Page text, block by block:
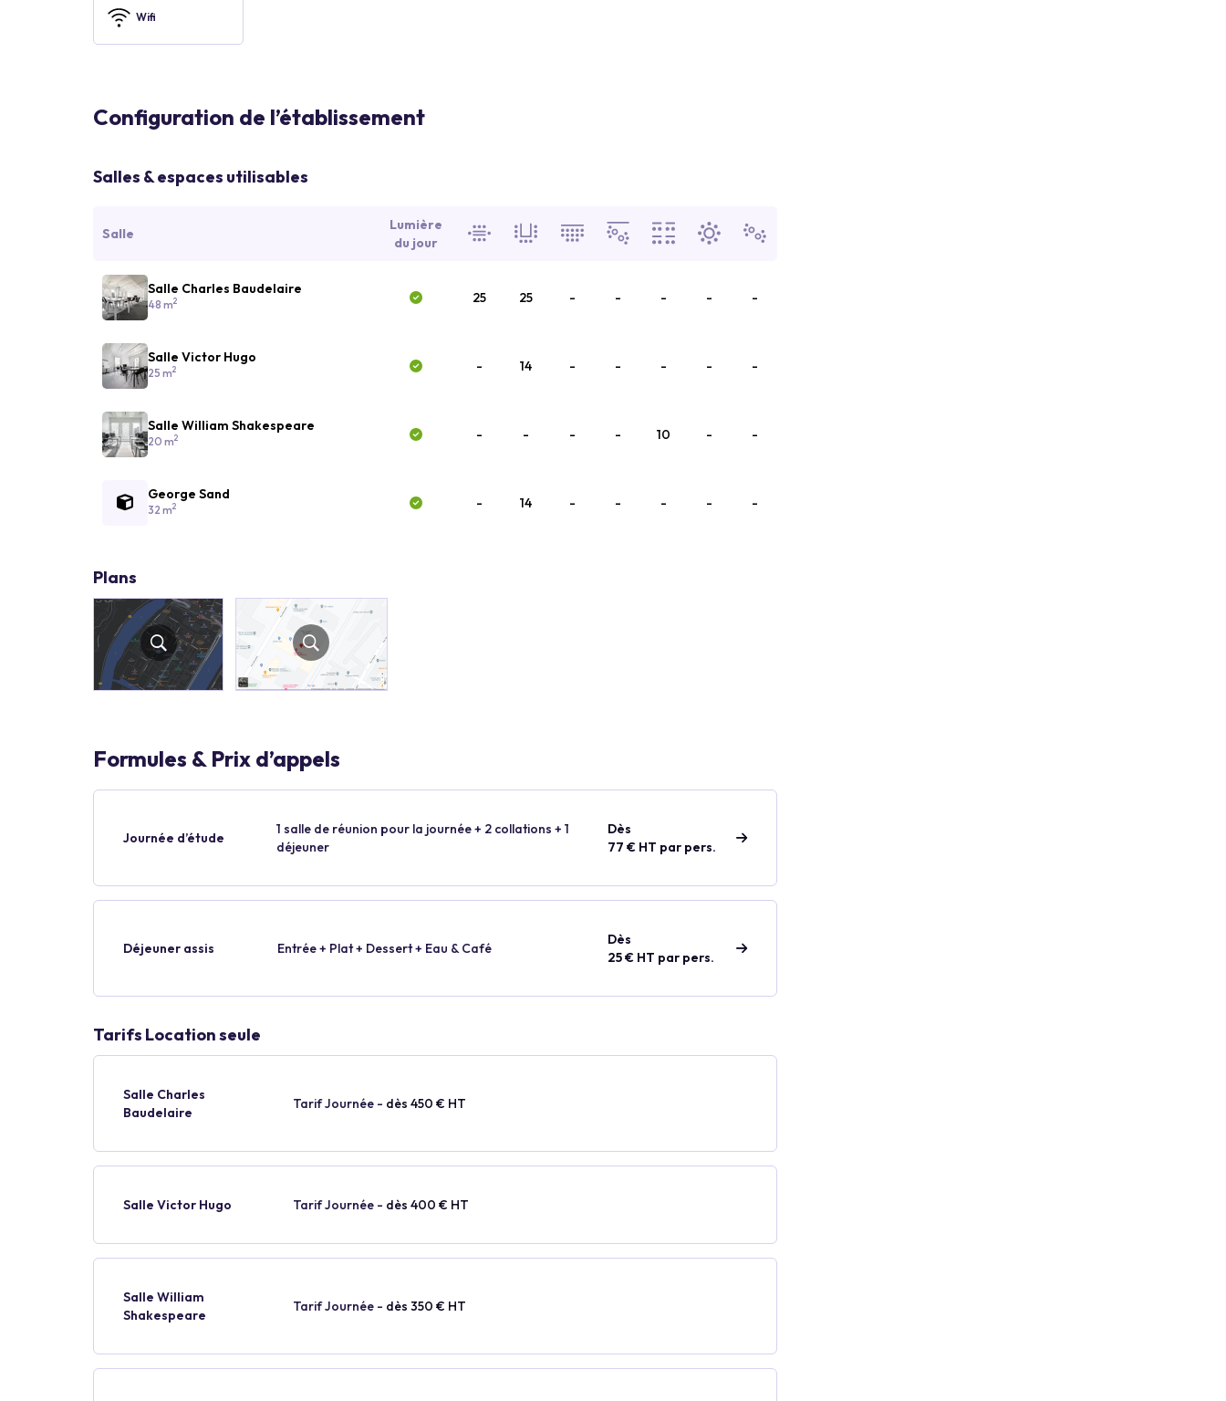
Wifi
Configuration de l’établissement
Salles & espaces utilisables
Salle
Lumière
du jour
Salle Charles Baudelaire
48 m2 25 25 - - - - -
Salle Victor Hugo
25 m2 - 14 - - - - -
Salle William Shakespeare
20 m2 - - - - 10 - -
George Sand
32 m2 - 14 - - - - -
Plans
Formules & Prix d’appels
Journée d’étude
1 salle de réunion pour la journée + 2 collations + 1
déjeuner
Dès
77 € HT par pers.
Déjeuner assis Entrée + Plat + Dessert + Eau & Café
Dès
25 € HT par pers.
Tarifs Location seule
Salle Charles
Baudelaire
Tarif Journée - dès 450 € HT
Salle Victor Hugo Tarif Journée - dès 400 € HT
Salle William
Shakespeare
Tarif Journée - dès 350 € HT